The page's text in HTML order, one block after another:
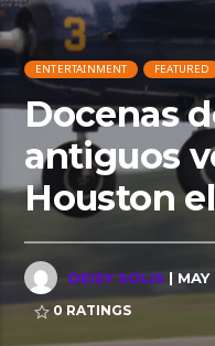
ENTERTAINMENT FEATURED
Docenas
antiguos
Houston
DEISY SOLIS |
0 RATINGS